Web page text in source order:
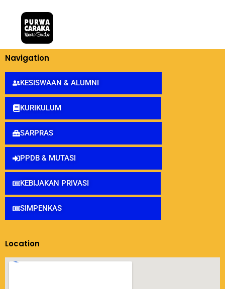
Navigation
KESISWAAN & ALUMNI
KURIKULUM
SARPRAS
PPDB & MUTASI
KEBIJAKAN PRIVASI
SIMPENKAS
Location